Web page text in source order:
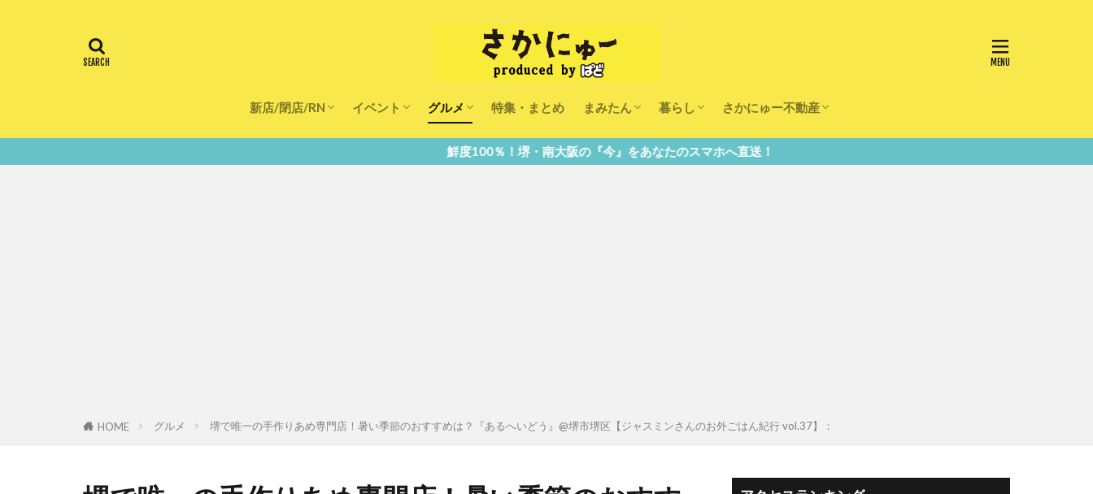
新店/閉店/RN イベント グルメ
ランチ
カフェ
特集・まとめ まみたん
まみたんイベント・おでかけ
習い事・キャンペーン
幼稚園・こども園・保育園
暮らし
医療
美容・健康
大人の習い事
キッズ
子供の教育
子供の習い事
おしごと
さかにゅー不動産
住宅
リフォーム
鮮度100％！堺・南大阪の『今』をあなたのスマホへ直送！
HOME グルメ 堺で唯一の手作りあめ専門店！暑い季節のおすすめは？『あるへいどう』@堺市堺区【ジャスミンさんのお外ごはん紀行 vol.37】：